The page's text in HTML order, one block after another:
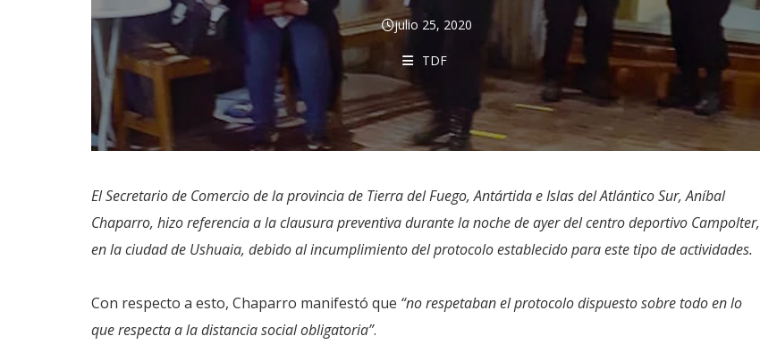
julio 25, 2020
TDF
El Secretario de Comercio de la provincia de Tierra del Fuego, Antártida e Islas del Atlántico Sur, Aníbal
Chaparro, hizo referencia a la clausura preventiva durante la noche de ayer del centro deportivo Campolter,
en la ciudad de Ushuaia, debido al incumplimiento del protocolo establecido para este tipo de actividades.
Con respecto a esto, Chaparro manifestó que “no respetaban el protocolo dispuesto sobre todo en lo
que respecta a la distancia social obligatoria”.